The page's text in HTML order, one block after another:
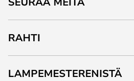
RAHTI
LAMPEMESTERENISTÄ